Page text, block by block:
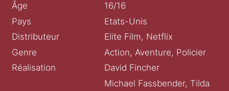
Âge
16/16
Pays
Etats-Unis
Distributeur
Elite Film, Netflix
Genre
Action, Aventure, Policier
Réalisation
David Fincher
Michael Fassbender, Tilda